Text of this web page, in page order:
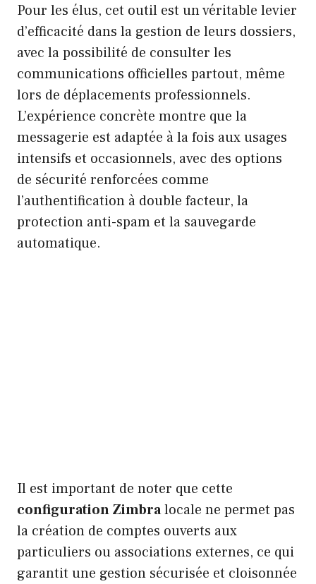
Pour les élus, cet outil est un véritable levier
d’efficacité dans la gestion de leurs dossiers,
avec la possibilité de consulter les
communications officielles partout, même
lors de déplacements professionnels.
L’expérience concrète montre que la
messagerie est adaptée à la fois aux usages
intensifs et occasionnels, avec des options
de sécurité renforcées comme
l’authentification à double facteur, la
protection anti-spam et la sauvegarde
automatique.
Il est important de noter que cette
configuration Zimbralocale ne permet pas
la création de comptes ouverts aux
particuliers ou associations externes, ce qui
garantit une gestion sécurisée et cloisonnée